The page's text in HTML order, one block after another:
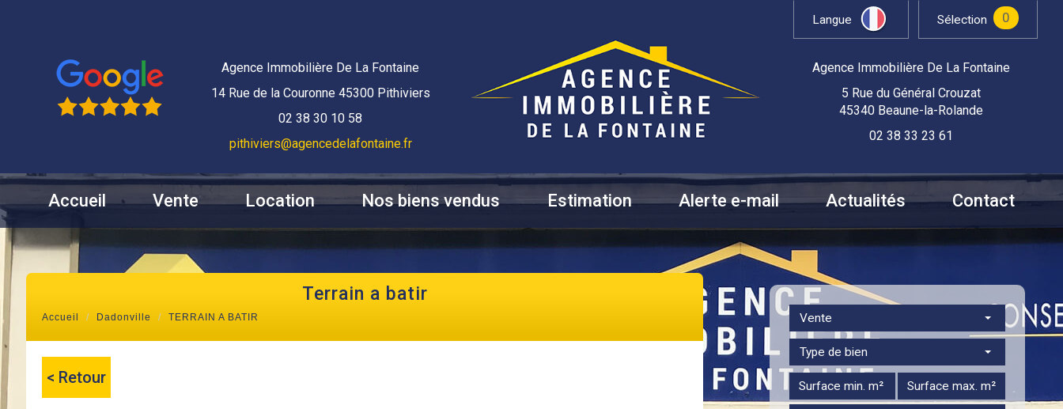
Langue Sélection 0
Agence Immobilière De La Fontaine
14 Rue de la Couronne 45300 Pithiviers
02 38 30 10 58
pithiviers@agencedelafontaine.fr
Agence Immobilière De La Fontaine
5 Rue du Général Crouzat
45340 Beaune-la-Rolande
02 38 33 23 61
Accueil Vente Location Nos biens vendus Estimation Alerte e-mail Actualités Contact
Vente
Type de bien
terrain a batir
Accueil Dadonville TERRAIN A BATIR
< Retour